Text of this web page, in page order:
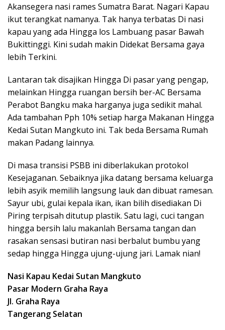
Akansegera nasi rames Sumatra Barat. Nagari Kapau
ikut terangkat namanya. Tak hanya terbatas Di nasi
kapau yang ada Hingga los Lambuang pasar Bawah
Bukittinggi. Kini sudah makin Didekat Bersama gaya
lebih Terkini.
Lantaran tak disajikan Hingga Di pasar yang pengap,
melainkan Hingga ruangan bersih ber-AC Bersama
Perabot Bangku maka harganya juga sedikit mahal.
Ada tambahan Pph 10% setiap harga Makanan Hingga
Kedai Sutan Mangkuto ini. Tak beda Bersama Rumah
makan Padang lainnya.
Di masa transisi PSBB ini diberlakukan protokol
Kesejaganan. Sebaiknya jika datang bersama keluarga
lebih asyik memilih langsung lauk dan dibuat ramesan.
Sayur ubi, gulai kepala ikan, ikan bilih disediakan Di
Piring terpisah ditutup plastik. Satu lagi, cuci tangan
hingga bersih lalu makanlah Bersama tangan dan
rasakan sensasi butiran nasi berbalut bumbu yang
sedap hingga Hingga ujung-ujung jari. Lamak nian!
Nasi Kapau Kedai Sutan Mangkuto
Pasar Modern Graha Raya
Jl. Graha Raya
Tangerang Selatan